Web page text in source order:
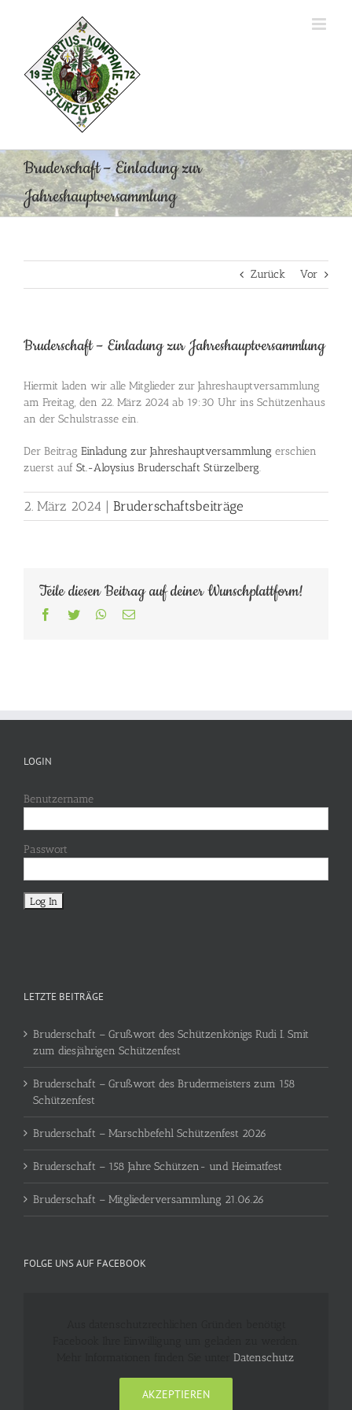
Bruderschaft – Einladung zur
Jahreshauptversammlung
Zurück Vor
Bruderschaft – Einladung zur Jahreshauptversammlung
Hiermit laden wir alle Mitglieder zur Jahreshauptversammlung
am Freitag, den 22. März 2024 ab 19:30 Uhr ins Schützenhaus
an der Schulstrasse ein.
Der Beitrag Einladung zur Jahreshauptversammlung erschien
zuerst auf St.-Aloysius Bruderschaft Stürzelberg.
2. März 2024 | Bruderschaftsbeiträge
Teile diesen Beitrag auf deiner Wunschplattform!
Facebook
Twitter WhatsApp
E-
LOGIN
Benutzername
Passwort
LETZTE BEITRÄGE
Bruderschaft – Grußwort des Schützenkönigs Rudi I. Smit
zum diesjährigen Schützenfest
Bruderschaft – Grußwort des Brudermeisters zum 158
Schützenfest
Bruderschaft – Marschbefehl Schützenfest 2026
Bruderschaft – 158 Jahre Schützen- und Heimatfest
Bruderschaft – Mitgliederversammlung 21.06.26
FOLGE UNS AUF FACEBOOK
Datenschutz
AKZEPTIEREN